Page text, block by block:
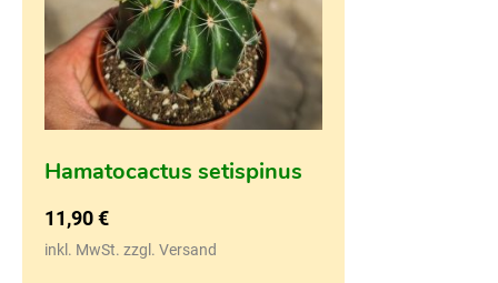
Hamatocactus setispinus
11,90€
inkl. MwSt. zzgl. Versand